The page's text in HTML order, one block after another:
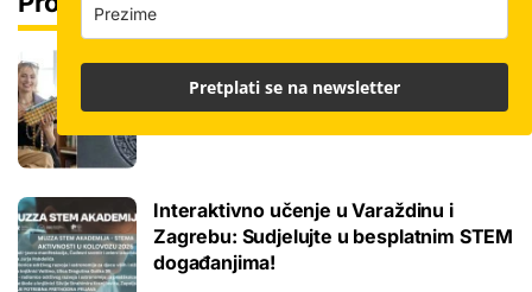
Među najtraženijim zanimanjima na
burzi samo za jedno treba faks: Ostalo
malo mjesta za drugi rok
Interaktivno učenje u Varaždinu i
Zagrebu: Sudjelujte u besplatnim STEM
događanjima!
Pretplati se na newsletter